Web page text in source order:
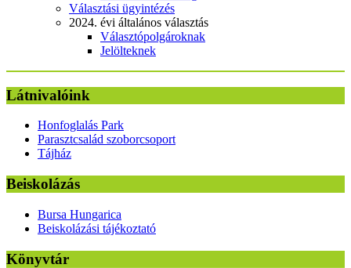
Választási ügyintézés
2024. évi általános választás
Választópolgároknak
Jelölteknek
Látnivalóink
Honfoglalás Park
Parasztcsalád szoborcsoport
Tájház
Beiskolázás
Bursa Hungarica
Beiskolázási tájékoztató
Könyvtár